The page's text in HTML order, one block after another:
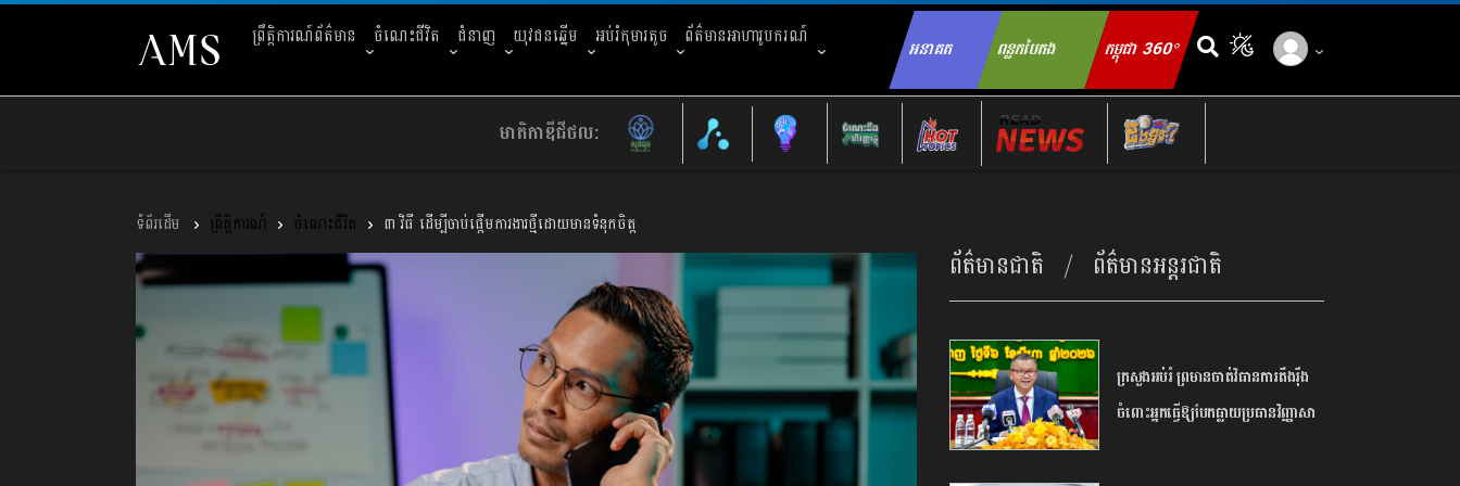
ព្រឹត្តិការណ៍ព័ត៌មាន ចំណេះជីវិត ជំនាញ យុវជនឆ្នើម អប់រំកុមារតូច ព័ត៌មានអាហារូបករណ៍ អនាគត ពន្លកបៃតង កម្ពុជា 360°
Search for:
មាតិកាឌីជីថល:
ព្រឹត្តិការណ៍ ចំណេះជីវិត ៣ វិធី ដើម្បីចាប់ផ្ដើមការងារថ្មីដោយមានទំនុកចិត្ត
ព័ត៌មានជាតិ ព័ត៌មានអន្តរជាតិ
ក្រសួង​អប់រំ ​ព្រមាន​ចាត់​វិធានការ​តឹងរ៉ឹង​
ចំពោះ​អ្នក​ធ្វើឱ្យ​បែកធ្លាយ​ប្រធាន​វិញ្ញាសា​